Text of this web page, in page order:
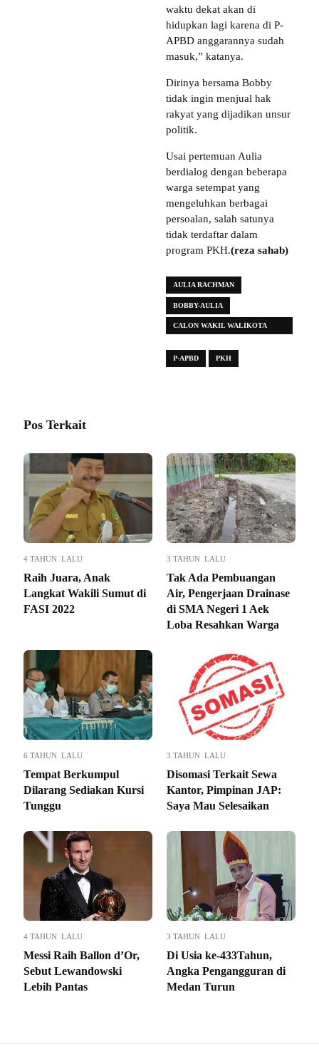
waktu dekat akan di
hidupkan lagi karena di P-
APBD anggarannya sudah
masuk,” katanya.
Dirinya bersama Bobby
tidak ingin menjual hak
rakyat yang dijadikan unsur
politik.
Usai pertemuan Aulia
berdialog dengan beberapa
warga setempat yang
mengeluhkan berbagai
persoalan, salah satunya
tidak terdaftar dalam
program PKH.(reza sahab)
AULIA RACHMAN
BOBBY-AULIA
CALON WAKIL WALIKOTA
P-APBD
PKH
Pos Terkait
4 TAHUN LALU
Raih Juara, Anak
Langkat Wakili Sumut di
FASI 2022
3 TAHUN LALU
Tak Ada Pembuangan
Air, Pengerjaan Drainase
di SMA Negeri 1 Aek
Loba Resahkan Warga
6 TAHUN LALU
Tempat Berkumpul
Dilarang Sediakan Kursi
Tunggu
3 TAHUN LALU
Disomasi Terkait Sewa
Kantor, Pimpinan JAP:
Saya Mau Selesaikan
4 TAHUN LALU
Messi Raih Ballon d’Or,
Sebut Lewandowski
Lebih Pantas
3 TAHUN LALU
Di Usia ke-433Tahun,
Angka Pengangguran di
Medan Turun